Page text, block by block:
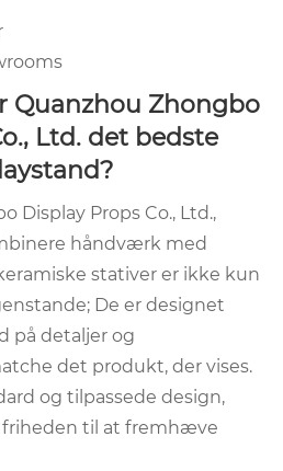
Quanzhou Zhongbo
Ltd. det bedste
Display Props Co., Ltd.,
håndværk med
stativer er ikke kun
De er designet
på detaljer og
det produkt, der vises.
og tilpassede design,
til at fremhæve